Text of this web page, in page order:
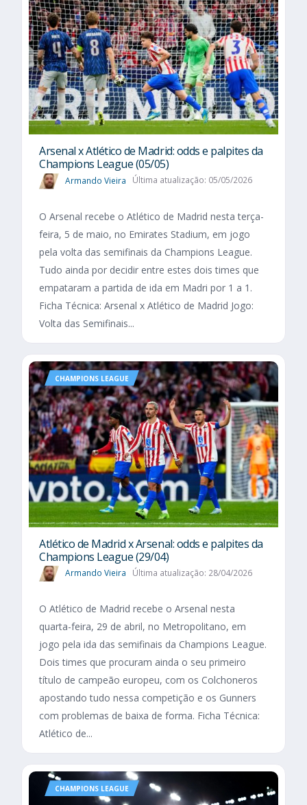
Arsenal x Atlético de Madrid: odds e palpites da
Champions League (05/05)
Armando Vieira Última atualização: 05/05/2026
O Arsenal recebe o Atlético de Madrid nesta terça-
feira, 5 de maio, no Emirates Stadium, em jogo
pela volta das semifinais da Champions League.
Tudo ainda por decidir entre estes dois times que
empataram a partida de ida em Madri por 1 a 1.
Ficha Técnica: Arsenal x Atlético de Madrid Jogo:
Volta das Semifinais...
CHAMPIONS LEAGUE
Atlético de Madrid x Arsenal: odds e palpites da
Champions League (29/04)
Armando Vieira Última atualização: 28/04/2026
O Atlético de Madrid recebe o Arsenal nesta
quarta-feira, 29 de abril, no Metropolitano, em
jogo pela ida das semifinais da Champions League.
Dois times que procuram ainda o seu primeiro
título de campeão europeu, com os Colchoneros
apostando tudo nessa competição e os Gunners
com problemas de baixa de forma. Ficha Técnica:
Atlético de...
CHAMPIONS LEAGUE